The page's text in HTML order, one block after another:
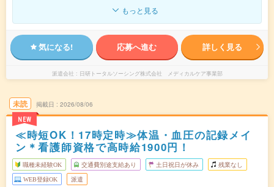
もっと見る
気になる! 応募へ進む 詳しく見る
派遣会社 日研トータルソーシング株式会社 メディカルケア事業部
未読
NEW
掲載日 2026/08/06
≪時短OK！17時定時≫体温・血圧の記録メイ
ン＊看護師資格で高時給1900円！
職種未経験OK 交通費別途支給あり 土日祝日が休み 残業なし
WEB登録OK 派遣